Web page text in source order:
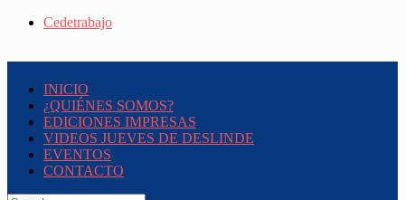
Cedetrabajo
INICIO
¿QUIÉNES SOMOS?
EDICIONES IMPRESAS
VIDEOS JUEVES DE DESLINDE
EVENTOS
CONTACTO